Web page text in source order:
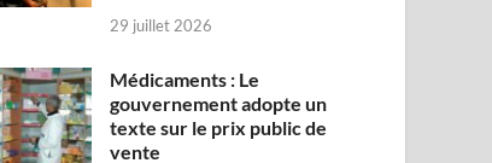
29 juillet 2026
Médicaments : Le
gouvernement adopte un
texte sur le prix public de
vente